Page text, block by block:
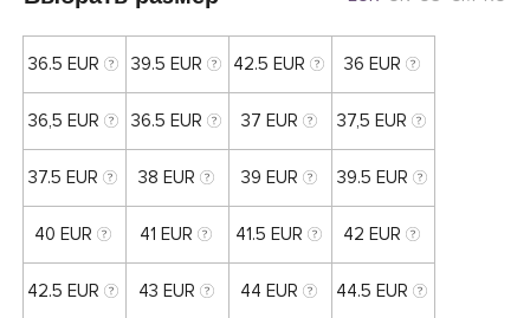
36.5 EUR 39.5 EUR 42.5 EUR 36 EUR
36,5 EUR 36.5 EUR 37 EUR 37,5 EUR
37.5 EUR 38 EUR 39 EUR 39.5 EUR
40 EUR 41 EUR 41.5 EUR 42 EUR
42.5 EUR 43 EUR 44 EUR 44.5 EUR